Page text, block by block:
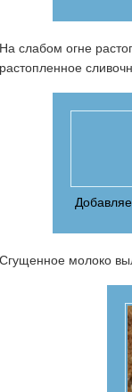
На слабом огне
растопленное
Сгущенное молоко